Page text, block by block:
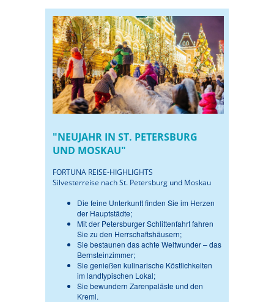
"NEUJAHR IN ST. PETERSBURG
UND MOSKAU"
FORTUNA REISE-HIGHLIGHTS
Silvesterreise nach St. Petersburg und Moskau
Die feine Unterkunft finden Sie im Herzen
der Hauptstädte;
Mit der Petersburger Schlittenfahrt fahren
Sie zu den Herrschaftshäusern;
Sie bestaunen das achte Weltwunder – das
Bernsteinzimmer;
Sie genießen kulinarische Köstlichkeiten
im landtypischen Lokal;
Sie bewundern Zarenpaläste und den
Kreml.